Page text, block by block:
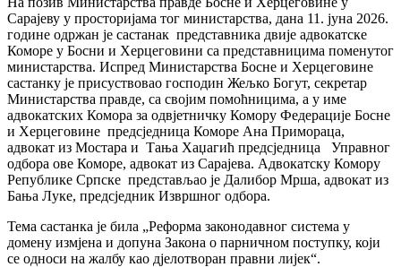
Сарајеву у просторијама тог министарства, дана 11. јуна 2026.
године одржан је састанак представника двије адвокатске
Коморе у Босни и Херцеговини са представницима поменутог
министарства. Испред Министарства Босне и Херцеговине
састанку је присуствовао господин Жељко Богут, секретар
Министарства правде, са својим помоћницима, а у име
адвокатских Комора за одвјетничку Комору Федерације Босне
и Херцеговине предсједница Коморе Ана Примораца,
адвокат из Мостара и Тања Хаџагић предсједница Управног
одбора ове Коморе, адвокат из Сарајева. Адвокатску Комору
Републике Српске представљао је Далибор Мрша, адвокат из
Бања Луке, предсједник Извршног одбора.
Тема састанка је била „Реформа законодавног система у
домену измјена и допуна Закона о парничном поступку, који
се односи на жалбу као дјелотворан правни лијек“.